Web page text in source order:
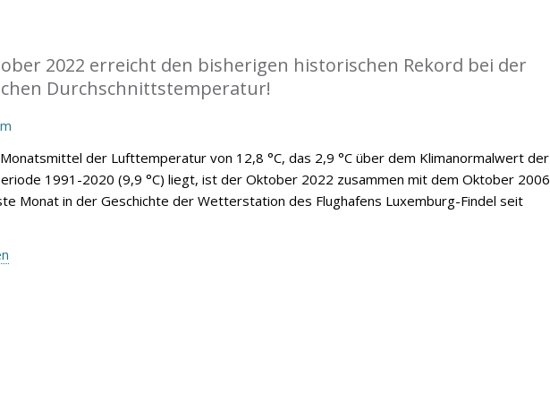
2022 erreicht den bisherigen historischen Rekord bei der
Durchschnittstemperatur!
der Lufttemperatur von 12,8 °C, das 2,9 °C über dem Klimanormalwert der
1991-2020 (9,9 °C) liegt, ist der Oktober 2022 zusammen mit dem Oktober 2006
Monat in der Geschichte der Wetterstation des Flughafens Luxemburg-Findel seit